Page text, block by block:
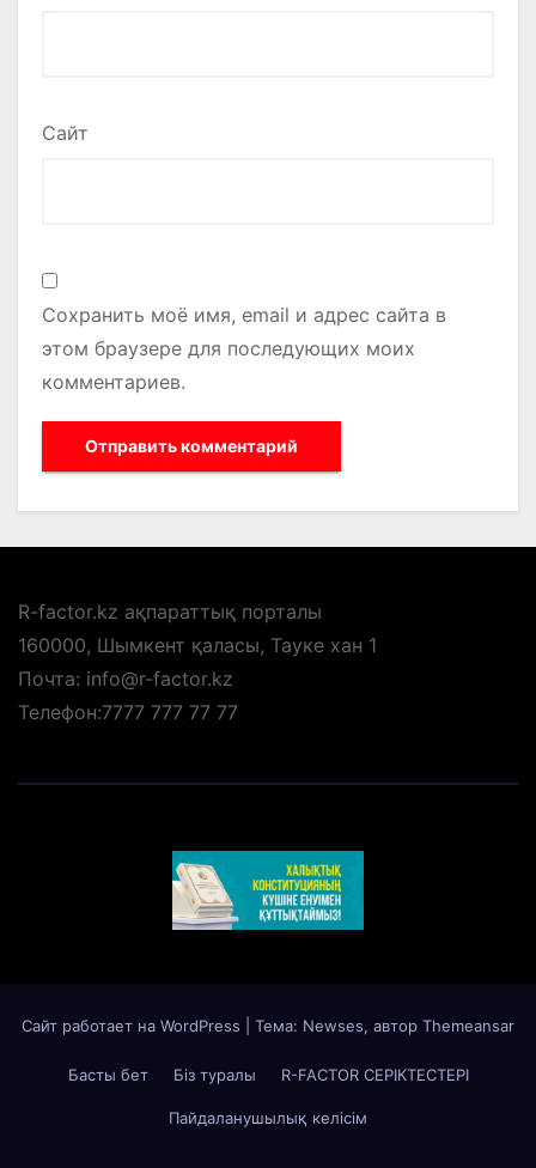
Сайт
Сохранить моё имя, email и адрес сайта в
этом браузере для последующих моих
комментариев.
R-factor.kz ақпараттық порталы
160000, Шымкент қаласы, Тауке хан 1
Почта: info@r-factor.kz
Телефон:7777 777 77 77
Сайт работает на WordPress Тема: Newses, автор Themeansar
Басты бет Біз туралы R-FACTOR СЕРІКТЕСТЕРІ
Пайдаланушылық келісім